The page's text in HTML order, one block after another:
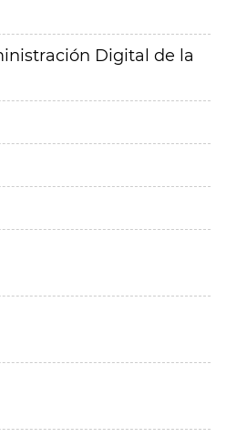
Digital de la